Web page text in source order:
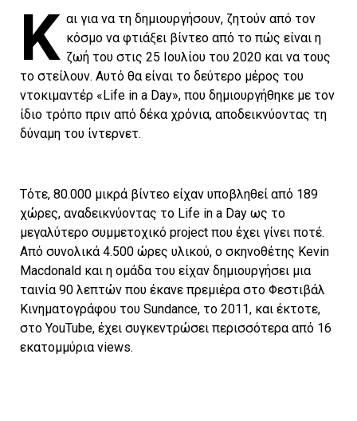
Κ αι για να τη δημιουργήσουν, ζητούν από τον
κόσμο να φτιάξει βίντεο από το πώς είναι η
ζωή του στις 25 Ιουλίου του 2020 και να τους
το στείλουν. Αυτό θα είναι το δεύτερο μέρος του
ντοκιμαντέρ «Life in a Day», που δημιουργήθηκε με τον
ίδιο τρόπο πριν από δέκα χρόνια, αποδεικνύοντας τη
δύναμη του ίντερνετ.
Τότε, 80.000 μικρά βίντεο είχαν υποβληθεί από 189
χώρες, αναδεικνύοντας το Life in a Day ως το
μεγαλύτερο συμμετοχικό project που έχει γίνει ποτέ.
Από συνολικά 4.500 ώρες υλικού, ο σκηνοθέτης Kevin
Macdonald και η ομάδα του είχαν δημιουργήσει μια
ταινία 90 λεπτών που έκανε πρεμιέρα στο Φεστιβάλ
Κινηματογράφου του Sundance, το 2011, και έκτοτε,
στο YouTube, έχει συγκεντρώσει περισσότερα από 16
εκατομμύρια views.